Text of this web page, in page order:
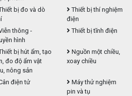
bị đo và dò
Thiết bị thí nghiệm
điện
thông -
hình
Thiết bị tĩnh điện
bị hút ẩm, tạo
đo độ ẩm vật
nông sản
Nguồn một chiều,
xoay chiều
điện tử
Máy thử nghiệm
pin và tụ